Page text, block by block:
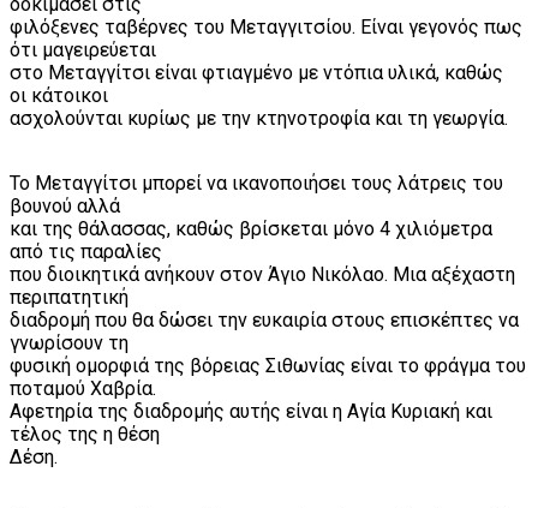
φιλόξενες ταβέρνες του Μεταγγιτσίου. Είναι γεγονός πως
ότι μαγειρεύεται
στο Μεταγγίτσι είναι φτιαγμένο με ντόπια υλικά, καθώς
οι κάτοικοι
ασχολούνται κυρίως με την κτηνοτροφία και τη γεωργία.
Το Μεταγγίτσι μπορεί να ικανοποιήσει τους λάτρεις του
βουνού αλλά
και της θάλασσας, καθώς βρίσκεται μόνο 4 χιλιόμετρα
από τις παραλίες
που διοικητικά ανήκουν στον Άγιο Νικόλαο. Μια αξέχαστη
περιπατητική
διαδρομή που θα δώσει την ευκαιρία στους επισκέπτες να
γνωρίσουν τη
φυσική ομορφιά της βόρειας Σιθωνίας είναι το φράγμα του
ποταμού Χαβρία.
Αφετηρία της διαδρομής αυτής είναι η Αγία Κυριακή και
τέλος της η θέση
Δέση.